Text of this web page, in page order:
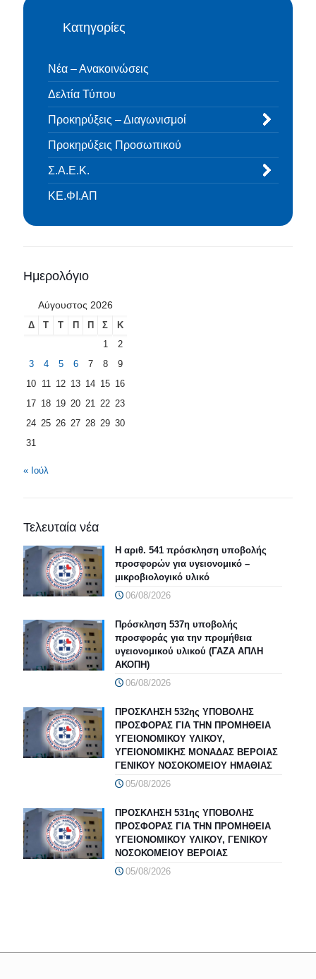
Κατηγορίες
Νέα – Ανακοινώσεις
Δελτία Τύπου
Προκηρύξεις – Διαγωνισμοί
Προκηρύξεις Προσωπικού
Σ.Α.Ε.Κ.
ΚΕ.ΦΙ.ΑΠ
Ημερολόγιο
Αύγουστος 2026
Δ Τ Τ Π Π Σ
Κ
1
2
3
4 5 6 7 8
9
10 11 12 13 14 15 16
17 18 19 20 21 22 23
24 25 26 27 28 29 30
31
« Ιούλ
Τελευταία νέα
Η αριθ. 541 πρόσκληση υποβολής
προσφορών για υγειονομικό –
μικροβιολογικό υλικό
06/08/2026
Πρόσκληση 537η υποβολής
προσφοράς για την προμήθεια
υγειονομικού υλικού (ΓΑΖΑ ΑΠΛΗ
ΑΚΟΠΗ)
06/08/2026
ΠΡΟΣΚΛΗΣΗ 532ης ΥΠΟΒΟΛΗΣ
ΠΡΟΣΦΟΡΑΣ ΓΙΑ ΤΗΝ ΠΡΟΜΗΘΕΙΑ
ΥΓΕΙΟΝΟΜΙΚΟΥ ΥΛΙΚΟΥ,
ΥΓΕΙΟΝΟΜΙΚΗΣ ΜΟΝΑΔΑΣ ΒΕΡΟΙΑΣ
ΓΕΝΙΚΟΥ ΝΟΣΟΚΟΜΕΙΟΥ ΗΜΑΘΙΑΣ
05/08/2026
ΠΡΟΣΚΛΗΣΗ 531ης ΥΠΟΒΟΛΗΣ
ΠΡΟΣΦΟΡΑΣ ΓΙΑ ΤΗΝ ΠΡΟΜΗΘΕΙΑ
ΥΓΕΙΟΝΟΜΙΚΟΥ ΥΛΙΚΟΥ, ΓΕΝΙΚΟΥ
ΝΟΣΟΚΟΜΕΙΟΥ ΒΕΡΟΙΑΣ
05/08/2026